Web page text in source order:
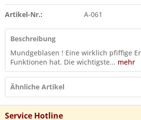
Artikel-Nr.: A-061
Beschreibung
Mundgeblasen ! Eine wirklich pfiffige
Funktionen hat. Die wichtigste... mehr
Ähnliche Artikel
Service Hotline